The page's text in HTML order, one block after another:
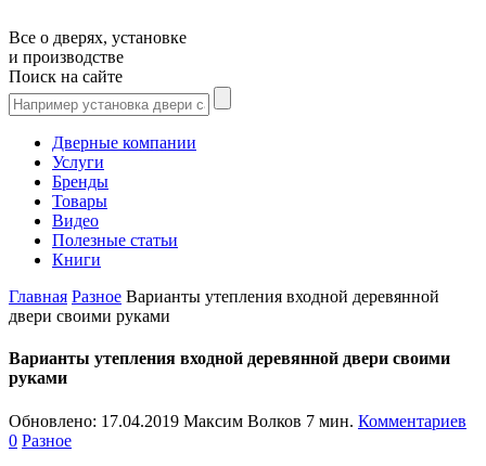
Все о дверях, установке
и производстве
Поиск на сайте
Дверные компании
Услуги
Бренды
Товары
Видео
Полезные статьи
Книги
Главная Разное Варианты утепления входной деревянной
двери своими руками
Варианты утепления входной деревянной двери своими
руками
Обновлено: 17.04.2019 Максим Волков 7 мин. Комментариев
0 Разное